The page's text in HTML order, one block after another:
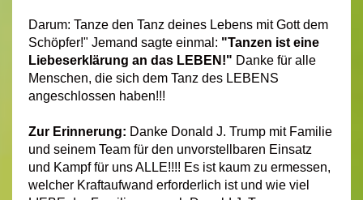
Darum: Tanze den Tanz deines Lebens mit Gott dem
Schöpfer!" Jemand sagte einmal: "Tanzen ist eine
Liebeserklärung an das LEBEN!" Danke für alle
Menschen, die sich dem Tanz des LEBENS
angeschlossen haben!!!
Zur Erinnerung: Danke Donald J. Trump mit Familie
und seinem Team für den unvorstellbaren Einsatz
und Kampf für uns ALLE!!!! Es ist kaum zu ermessen,
welcher Kraftaufwand erforderlich ist und wie viel